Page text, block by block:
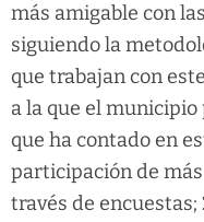
más amigable con
siguiendo la
que trabajan con
a la que el
que ha contado en
participación de
través de